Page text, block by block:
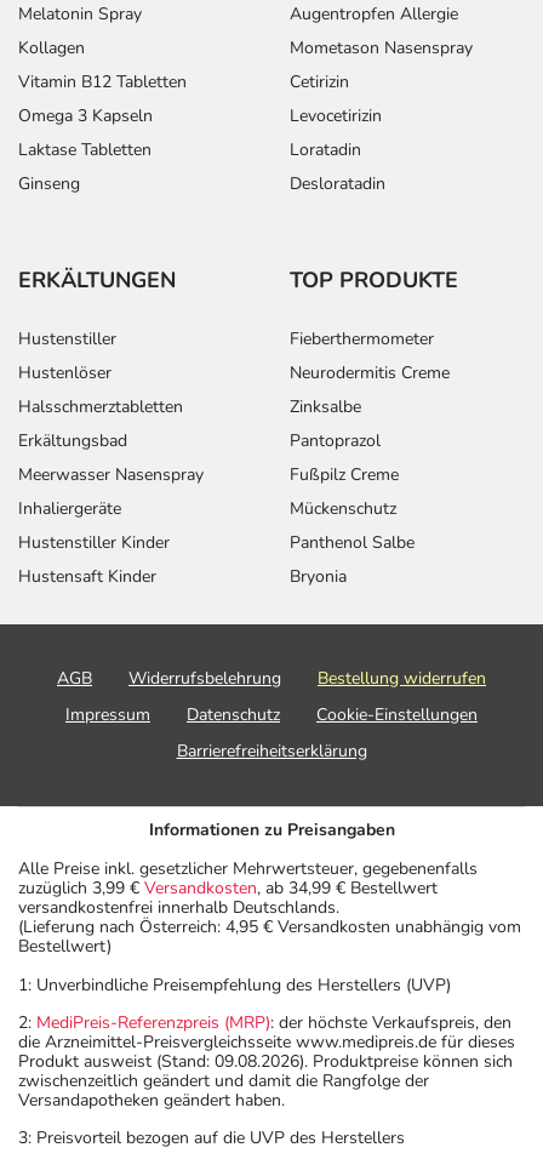
Melatonin Spray
Kollagen
Vitamin B12 Tabletten
Omega 3 Kapseln
Laktase Tabletten
Ginseng
Augentropfen Allergie
Mometason Nasenspray
Cetirizin
Levocetirizin
Loratadin
Desloratadin
ERKÄLTUNGEN
Hustenstiller
Hustenlöser
Halsschmerztabletten
Erkältungsbad
Meerwasser Nasenspray
Inhaliergeräte
Hustenstiller Kinder
Hustensaft Kinder
TOP PRODUKTE
Fieberthermometer
Neurodermitis Creme
Zinksalbe
Pantoprazol
Fußpilz Creme
Mückenschutz
Panthenol Salbe
Bryonia
AGB Widerrufsbelehrung
Bestellung widerrufen
Impressum
Datenschutz
Cookie-Einstellungen
Barrierefreiheitserklärung
Informationen zu Preisangaben
Alle Preise inkl. gesetzlicher Mehrwertsteuer, gegebenenfalls
zuzüglich 3,99 € Versandkosten, ab 34,99 € Bestellwert
versandkostenfrei innerhalb Deutschlands.
(Lieferung nach Österreich: 4,95 € Versandkosten unabhängig vom
Bestellwert)
1: Unverbindliche Preisempfehlung des Herstellers (UVP)
2: MediPreis-Referenzpreis (MRP): der höchste Verkaufspreis, den
die Arzneimittel-Preisvergleichsseite www.medipreis.de für dieses
Produkt ausweist (Stand: 09.08.2026). Produktpreise können sich
zwischenzeitlich geändert und damit die Rangfolge der
Versandapotheken geändert haben.
3: Preisvorteil bezogen auf die UVP des Herstellers